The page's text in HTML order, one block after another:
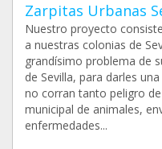
Zarpitas Urbanas
Nuestro proyecto
a nuestras colonias de
grandísimo problema de
de Sevilla, para darles
no corran tanto peligro
municipal de animales,
enfermedades...